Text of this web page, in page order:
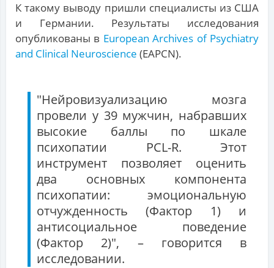
К такому выводу пришли специалисты из США
и Германии. Результаты исследования
опубликованы в European Archives of Psychiatry
and Clinical Neuroscience (EAPCN).
"Нейровизуализацию мозга
провели у 39 мужчин, набравших
высокие баллы по шкале
психопатии PCL-R. Этот
инструмент позволяет оценить
два основных компонента
психопатии: эмоциональную
отчужденность (Фактор 1) и
антисоциальное поведение
(Фактор 2)", – говорится в
исследовании.